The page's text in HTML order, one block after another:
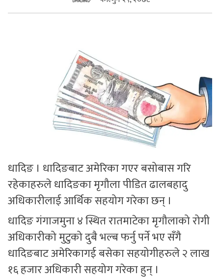
सुचनाहरु
धादिङ । धादिङबाट अमेरिका गएर बसोबास गरि
रहेकाहरुले धादिङका मृगौला पीडित ढालबहादु
अधिकारीलाई आर्थिक सहयोग गरेका छन् ।
धादिङ गंगाजमुना ४ स्थित रातमाटेका मृगौलाको रोगी
अधिकारीको मुटुको दुबै भल्ब फर्नु पर्ने भए सँगै
धादिङबाट अमेरिकागई बसेका सहयोगीहरुले २ लाख
१६ हजार अधिकारी सहयोग गरेका हुन् ।